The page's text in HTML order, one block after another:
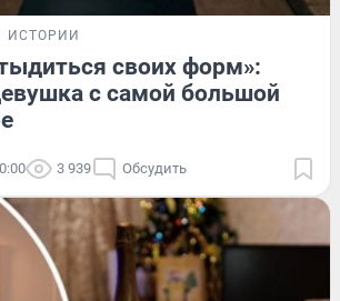
ИСТОРИИ
своих форм»:
с самой большой
3 939 Обсудить